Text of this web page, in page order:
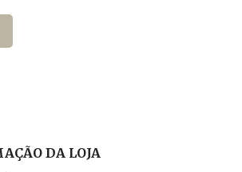
DA LOJA